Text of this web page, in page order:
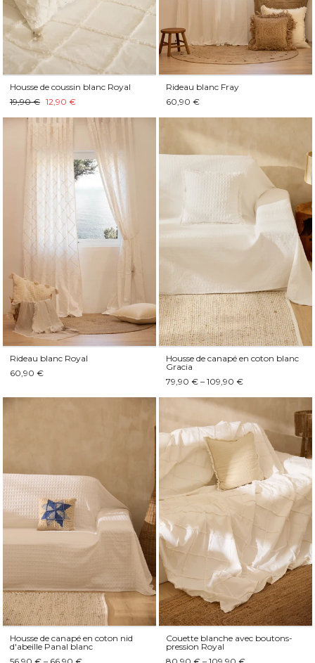
Housse de coussin blanc Royal
19,90 € 12,90 €
Rideau blanc Fray
60,90 €
Rideau blanc Royal
60,90 €
Housse de canapé en coton blanc
Gracia
79,90 € – 109,90 €
Housse de canapé en coton nid
d'abeille Panal blanc
Couette blanche avec boutons-
pression Royal